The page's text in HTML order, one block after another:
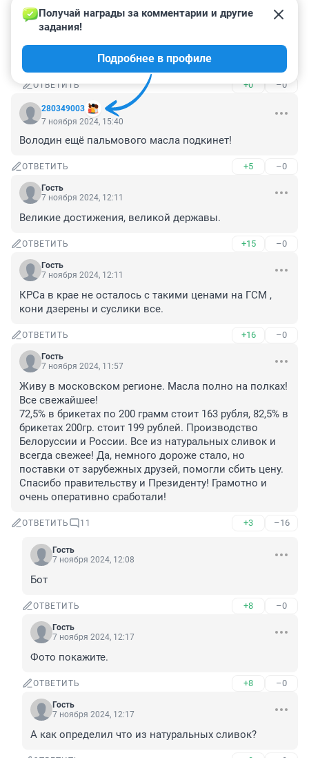
Гость
8 ноября 2024, 01:56
Из животных необходимых жиров ,самые
полезные ,легкие жиры это масло сливочное
ОТВЕТИТЬ +0 –0
280349003
Получай награды за комментарии и другие
задания!
Подробнее в профиле
7 ноября 2024, 15:40
Володин ещё пальмового масла подкинет!
ОТВЕТИТЬ +5 –0
Гость
7 ноября 2024, 12:11
Великие достижения, великой державы.
ОТВЕТИТЬ +15 –0
Гость
7 ноября 2024, 12:11
КРСа в крае не осталось с такими ценами на ГСМ ,
кони дзерены и суслики все.
ОТВЕТИТЬ +16 –0
Гость
7 ноября 2024, 11:57
Живу в московском регионе. Масла полно на полках!
Все свежайшее!
72,5% в брикетах по 200 грамм стоит 163 рубля, 82,5% в
брикетах 200гр. стоит 199 рублей. Производство
Белоруссии и России. Все из натуральных сливок и
всегда свежее! Да, немного дороже стало, но
поставки от зарубежных друзей, помогли сбить цену.
Спасибо правительству и Президенту! Грамотно и
очень оперативно сработали!
ОТВЕТИТЬ 11 +3 –16
Гость
7 ноября 2024, 12:08
Бот
ОТВЕТИТЬ +8 –0
Гость
7 ноября 2024, 12:17
Фото покажите.
ОТВЕТИТЬ +8 –0
Гость
7 ноября 2024, 12:17
А как определил что из натуральных сливок?